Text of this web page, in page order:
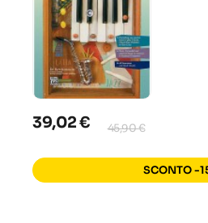
39,02 € 45,90 €
SCONTO -